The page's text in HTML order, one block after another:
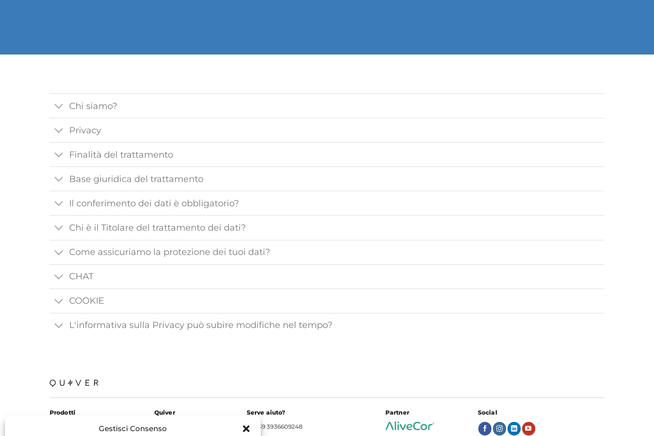
Gestisci Consenso
Chi siamo?
Privacy
Finalità del trattamento
Base giuridica del trattamento
Il conferimento dei dati è obbligatorio?
Chi è il Titolare del trattamento dei dati?
Come assicuriamo la protezione dei tuoi dati?
CHAT
COOKIE
L'informativa sulla Privacy può subire modifiche nel tempo?
Prodotti
Quiver
Chi siamo
Serve aiuto?
+39 3936609248
Partner Social